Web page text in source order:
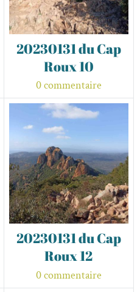
20230131 du Cap
Roux 10
0 commentaire
20230131 du Cap
Roux 12
0 commentaire